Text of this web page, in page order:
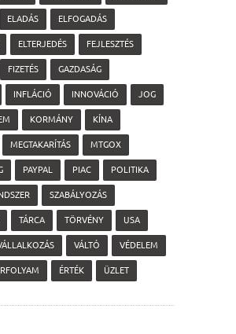
ELADÁS ELFOGADÁS
ELTERJEDÉS FEJLESZTÉS
FIZETÉS GAZDASÁG
INFLÁCIÓ INNOVÁCIÓ JOG
KORMÁNY KÍNA
MEGTAKARÍTÁS MTGOX
PAYPAL PIAC POLITIKA
SZABÁLYOZÁS
TÁRCA TÖRVÉNY USA
VÁLTÓ VÉDELEM
ÉRTÉK ÜZLET